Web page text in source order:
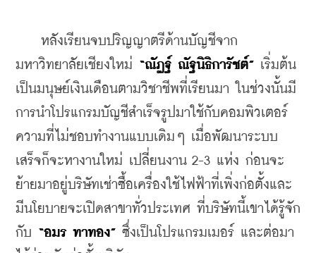
หลังเรียนจบปริญญาตรีด้านบัญชีจาก
มหาวิทยาลัยเชียงใหม่ “ณัฏฐ์ ณัฐนิธิการัชต์” เริ่มต้น
เป็นมนุษย์เงินเดือนตามวิชาชีพที่เรียนมา ในช่วงนั้นมี
การนำโปรแกรมบัญชีสำเร็จรูปมาใช้กับคอมพิวเตอร์
ความที่ไม่ชอบทำงานแบบเดิมๆ เมื่อพัฒนาระบบ
เสร็จก็จะหางานใหม่ เปลี่ยนงาน 2-3 แห่ง ก่อนจะ
ย้ายมาอยู่บริษัทเช่าซื้อเครื่องใช้ไฟฟ้าที่เพิ่งก่อตั้งและ
มีนโยบายจะเปิดสาขาทั่วประเทศ ที่บริษัทนี้เขาได้รู้จัก
กับ “อมร ทาทอง” ซึ่งเป็นโปรแกรมเมอร์ และต่อมา